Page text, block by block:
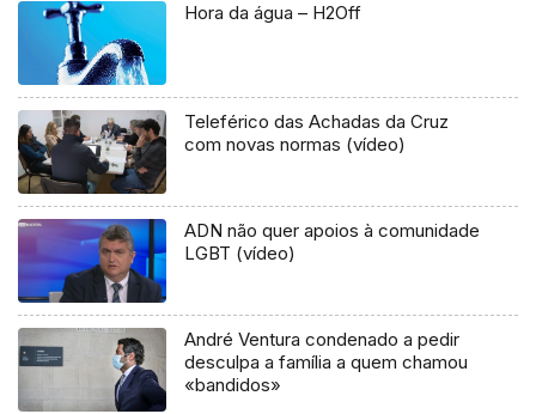
Hora da água – H2Off
Teleférico das Achadas da Cruz
com novas normas (vídeo)
ADN não quer apoios à comunidade
LGBT (vídeo)
André Ventura condenado a pedir
desculpa a família a quem chamou
«bandidos»